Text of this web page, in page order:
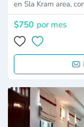
en Sla Kram area,
$750 por mes